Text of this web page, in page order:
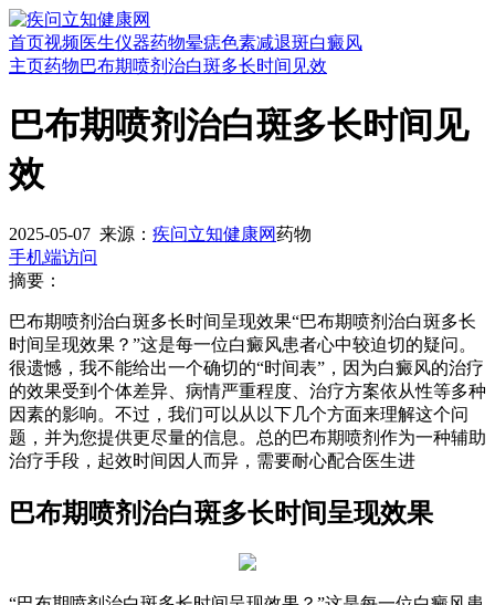
首页视频医生仪器药物晕痣色素减退斑白癜风
主页药物巴布期喷剂治白斑多长时间见效
巴布期喷剂治白斑多长时间见
效
2025-05-07 来源： 疾问立知健康网药物
手机端访问
摘要：
巴布期喷剂治白斑多长时间呈现效果“巴布期喷剂治白斑多长
时间呈现效果？”这是每一位白癜风患者心中较迫切的疑问。
很遗憾，我不能给出一个确切的“时间表”，因为白癜风的治疗
的效果受到个体差异、病情严重程度、治疗方案依从性等多种
因素的影响。不过，我们可以从以下几个方面来理解这个问
题，并为您提供更尽量的信息。总的巴布期喷剂作为一种辅助
治疗手段，起效时间因人而异，需要耐心配合医生进
巴布期喷剂治白斑多长时间呈现效果